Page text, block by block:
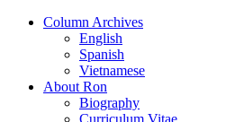
Column Archives
English
Spanish
Vietnamese
About Ron
Biography
Curriculum Vitae